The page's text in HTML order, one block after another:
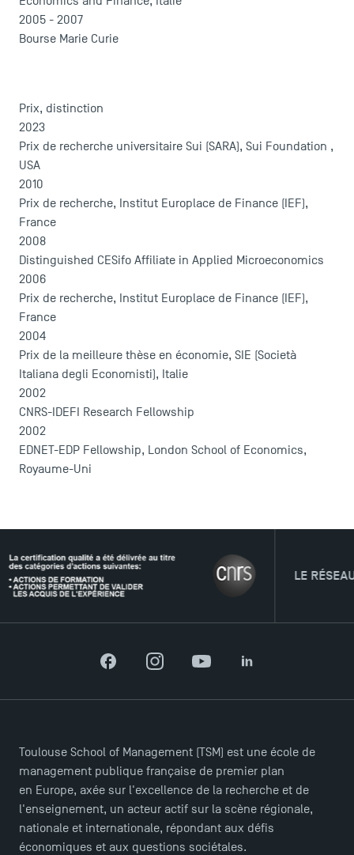
TSM Éducation
TSM Doctoral Programme
2005 - 2007
Bourse Marie Curie
Prix, distinction
2023
Prix de recherche universitaire Sui (SARA), Sui Foundation ,
USA
2010
Prix de recherche, Institut Europlace de Finance (IEF),
France
2008
Distinguished CESifo Affiliate in Applied Microeconomics
2006
Prix de recherche, Institut Europlace de Finance (IEF),
France
2004
Prix de la meilleure thèse en économie, SIE (Società
Italiana degli Economisti), Italie
2002
CNRS-IDEFI Research Fellowship
2002
EDNET-EDP Fellowship, London School of Economics,
Royaume-Uni
LE RÉSEAU
FacebookInstagramYouTubeLinkedIn
Toulouse School of Management (TSM) est une école de
management publique française de premier plan
en Europe, axée sur l'excellence de la recherche et de
l'enseignement, un acteur actif sur la scène régionale,
nationale et internationale, répondant aux défis
économiques et aux questions sociétales.